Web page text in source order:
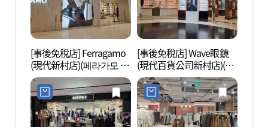
[事後免稅店] Ferragamo
(現代新村店)(페라가모 현
대백화점 신촌점)
[事後免稅店] Wave眼鏡
(現代百貨公司新村店)(웨
이브안경 현대백화점 신
촌점)